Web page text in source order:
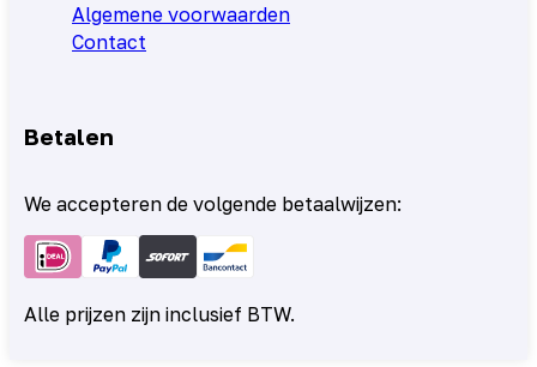
Algemene voorwaarden
Contact
Betalen
We accepteren de volgende betaalwijzen:
Alle prijzen zijn inclusief BTW.